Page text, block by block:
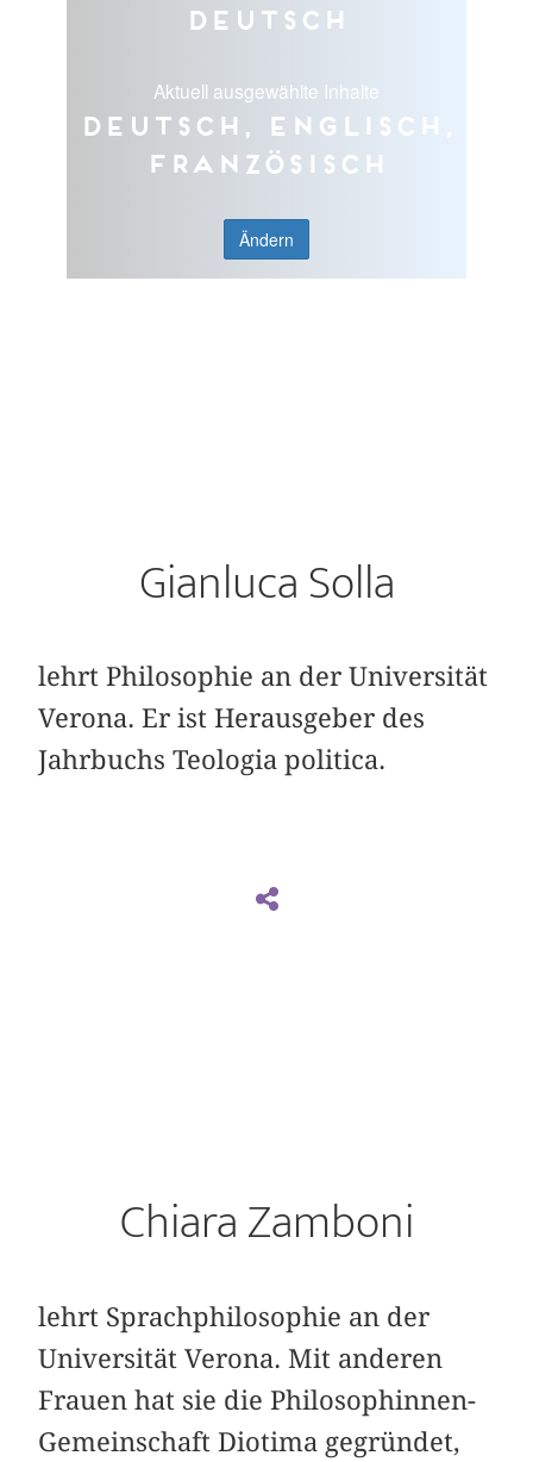
Deutsch
Aktuell ausgewählte Inhalte
Deutsch, Englisch,
Französisch
Ändern
Gianluca Solla
lehrt Philosophie an der Universität
Verona. Er ist Herausgeber des
Jahrbuchs Teologia politica.
Chiara Zamboni
lehrt Sprachphilosophie an der
Universität Verona. Mit anderen
Frauen hat sie die Philosophinnen-
Gemeinschaft Diotima gegründet,